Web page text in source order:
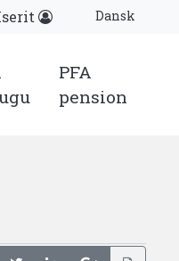
Dansk
PFA
pension